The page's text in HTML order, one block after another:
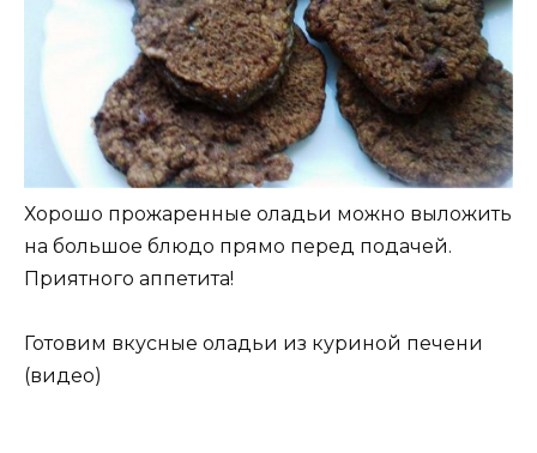
Хорошо прожаренные оладьи можно выложить
на большое блюдо прямо перед подачей.
Приятного аппетита!
Готовим вкусные оладьи из куриной печени
(видео)